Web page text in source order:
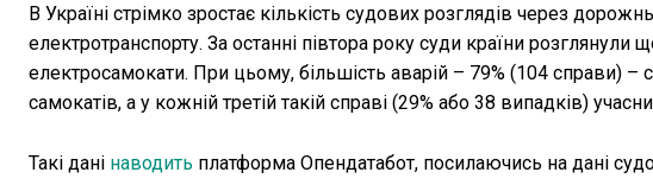
В Україні стрімко зростає кількість судових розглядів через
електротранспорту. За останні півтора року суди країни
електросамокати. При цьому, більшість аварій – 79% (104 справи)
самокатів, а у кожній третій такій справі (29% або 38 випадків)
Такі дані наводить платформа Опендатабот, посилаючись на дані